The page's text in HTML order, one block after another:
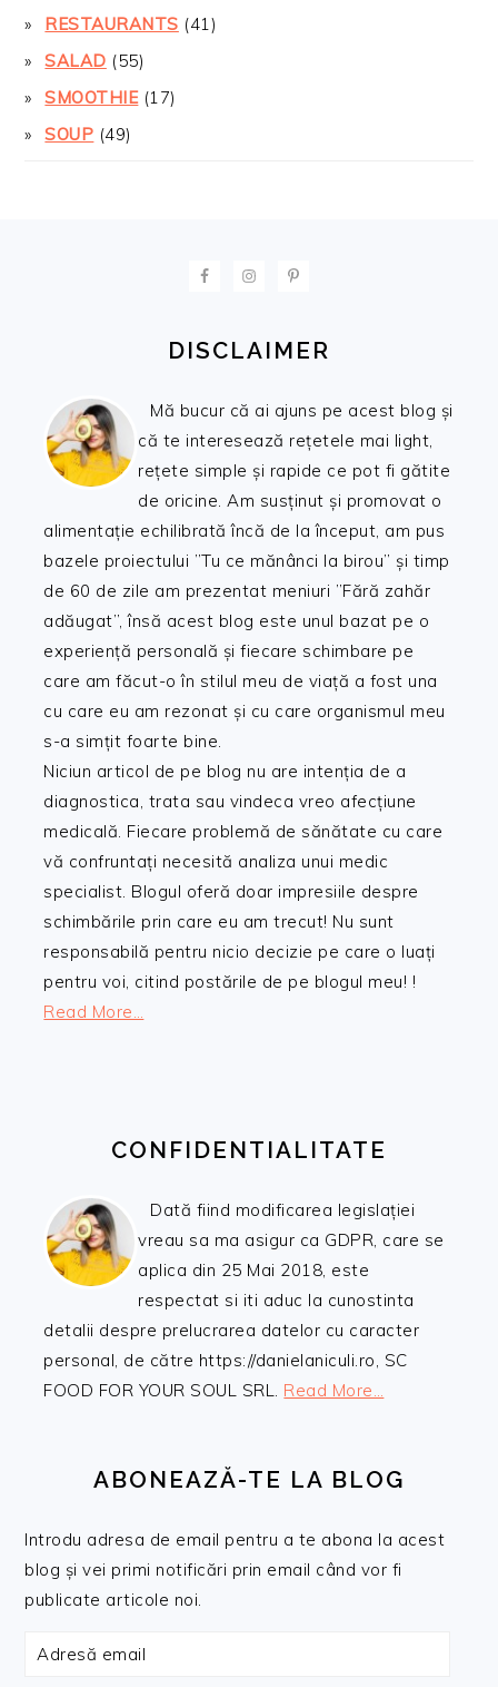
RESTAURANTS (41)
SALAD (55)
SMOOTHIE(17)
SOUP (49)
DISCLAIMER
Mă bucur că ai ajuns pe acest blog și
că te interesează rețetele mai light,
rețete simple și rapide ce pot fi gătite
de oricine. Am susținut și promovat o
alimentație echilibrată încă de la început, am pus
bazele proiectului ”Tu ce mănânci la birou” și timp
de 60 de zile am prezentat meniuri ”Fără zahăr
adăugat”, însă acest blog este unul bazat pe o
experiență personală și fiecare schimbare pe
care am făcut-o în stilul meu de viață a fost una
cu care eu am rezonat și cu care organismul meu
s-a simțit foarte bine.
Niciun articol de pe blog nu are intenția de a
diagnostica, trata sau vindeca vreo afecțiune
medicală. Fiecare problemă de sănătate cu care
vă confruntați necesită analiza unui medic
specialist. Blogul oferă doar impresiile despre
schimbările prin care eu am trecut! Nu sunt
responsabilă pentru nicio decizie pe care o luați
pentru voi, citind postările de pe blogul meu! !
Read More…
CONFIDENTIALITATE
Dată fiind modificarea legislației
vreau sa ma asigur ca GDPR, care se
aplica din 25 Mai 2018, este
respectat si iti aduc la cunostinta
detalii despre prelucrarea datelor cu caracter
personal, de către https://danielaniculi.ro, SC
FOOD FOR YOUR SOUL SRL. Read More…
ABONEAZĂ-TE LA BLOG
Introdu adresa de email pentru a te abona la acest
blog și vei primi notificări prin email când vor fi
publicate articole noi.
Adresă